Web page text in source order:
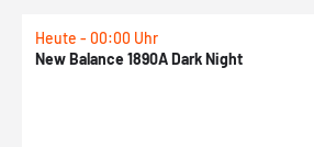
Heute - 00:00 Uhr
New Balance 1890A Dark Night